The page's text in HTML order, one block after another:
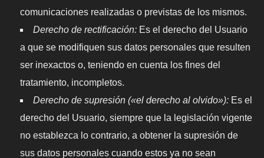
comunicaciones realizadas o previstas de los mismos.
Derecho de rectificación:Es el derecho del Usuario
a que se modifiquen sus datos personales que resulten
ser inexactos o, teniendo en cuenta los fines del
tratamiento, incompletos.
Derecho de supresión («el derecho al olvido»):Es el
derecho del Usuario, siempre que la legislación vigente
no establezca lo contrario, a obtener la supresión de
sus datos personales cuando estos ya no sean